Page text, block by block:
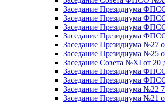
Заседание Президиума
Заседание Президиума
Заседание Президиума
Заседание Президиума
Заседание Президиума №27
Заседание Президиума №25
Заседание Совета №XI от 20
Заседание Президиума
Заседание Президиума
Заседание Президиума №22 7
Заседание Президиума №21